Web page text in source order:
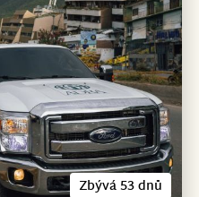
Zbývá 53 dnů